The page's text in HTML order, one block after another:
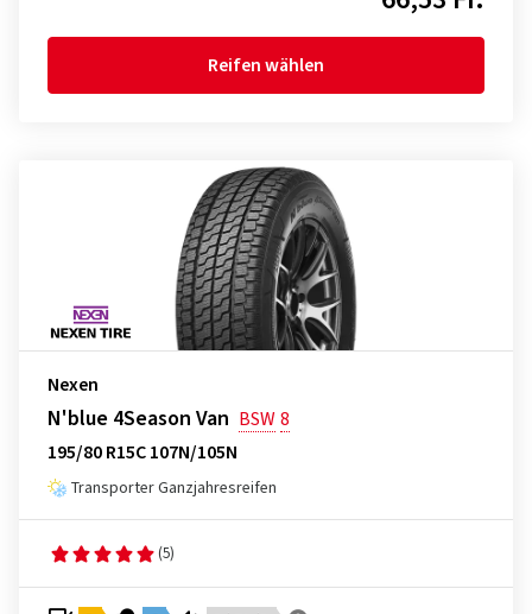
Reifen wählen
Nexen
N'blue 4Season Van BSW8
195/80 R15C 107N/105N
Transporter Ganzjahresreifen
(5)